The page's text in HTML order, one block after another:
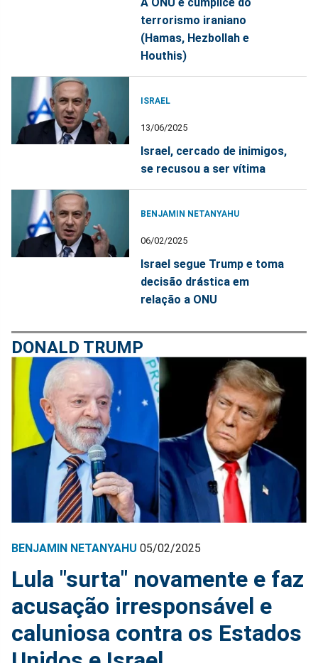
A ONU é cúmplice do
terrorismo iraniano
(Hamas, Hezbollah e
Houthis)
ISRAEL
13/06/2025
Israel, cercado de inimigos,
se recusou a ser vítima
BENJAMIN NETANYAHU
06/02/2025
Israel segue Trump e toma
decisão drástica em
relação a ONU
DONALD TRUMP
BENJAMIN NETANYAHU 05/02/2025
Lula "surta" novamente e faz
acusação irresponsável e
caluniosa contra os Estados